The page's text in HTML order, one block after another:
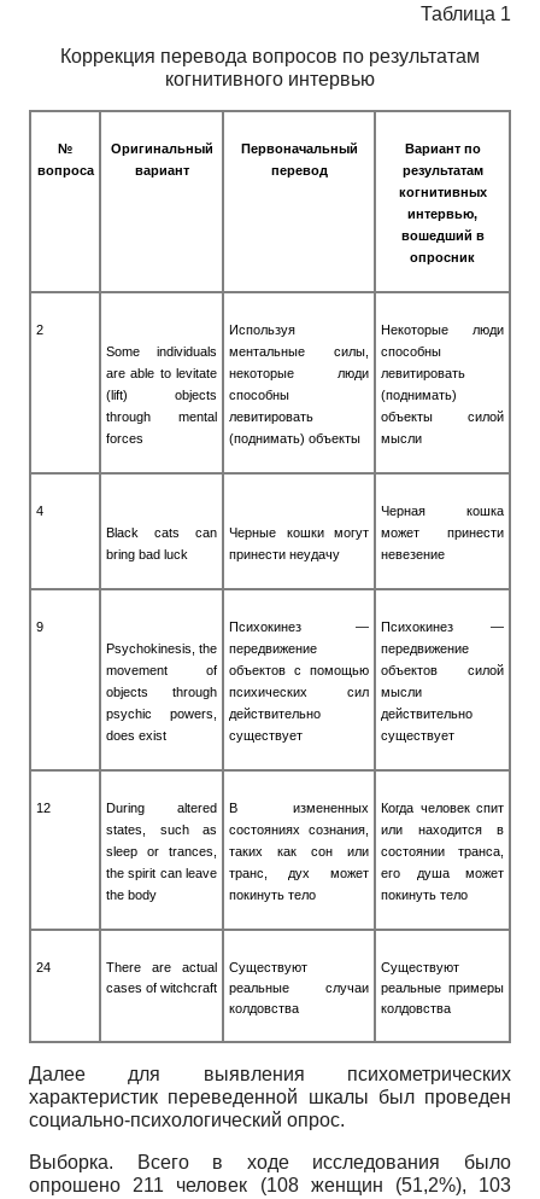
Таблица 1
Коррекция перевода вопросов по результатам
когнитивного интервью
№
вопроса
Оригинальный
вариант
Первоначальный
перевод
Вариант по
результатам
когнитивных
интервью,
вошедший в
опросник
2
Some individuals
are able to levitate
(lift) objects
through mental
forces
Используя
ментальные силы,
некоторые люди
способны
левитировать
(поднимать) объекты
Некоторые люди
способны
левитировать
(поднимать)
объекты силой
мысли
4
Black cats can
bring bad luck
Черные кошки могут
принести неудачу
Черная кошка
может принести
невезение
9
Psychokinesis, the
movement of
objects through
psychic powers,
does exist
Психокинез —
передвижение
объектов с помощью
психических сил
действительно
существует
Психокинез —
передвижение
объектов силой
мысли
действительно
существует
12
During altered
states, such as
sleep or trances,
the spirit can leave
the body
В измененных
состояниях сознания,
таких как сон или
транс, дух может
покинуть тело
Когда человек спит
или находится в
состоянии транса,
его душа может
покинуть тело
24
There are actual
cases of witchcraft
Существуют
реальные случаи
колдовства
Существуют
реальные примеры
колдовства
Далее для выявления психометрических
характеристик переведенной шкалы был проведен
социально-психологический опрос.
Выборка. Всего в ходе исследования было
опрошено 211 человек (108 женщин (51,2%), 103